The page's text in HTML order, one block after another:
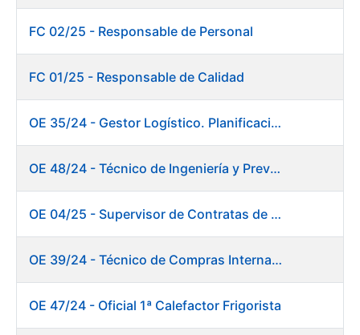
Mostrar/Ocultar
Mostrar/Ocultar
Mostrar/Ocultar
FC 02/25 - Responsable de Personal
FC 01/25 - Responsable de Calidad
OE 35/24 - Gestor Logístico. Planificación, Logística y Almacenes
OE 48/24 - Técnico de Ingeniería y Prevención de Mantenimiento
OE 04/25 - Supervisor de Contratas de Climatización. Fábrica Papel
OE 39/24 - Técnico de Compras Internacional
OE 47/24 - Oficial 1ª Calefactor Frigorista